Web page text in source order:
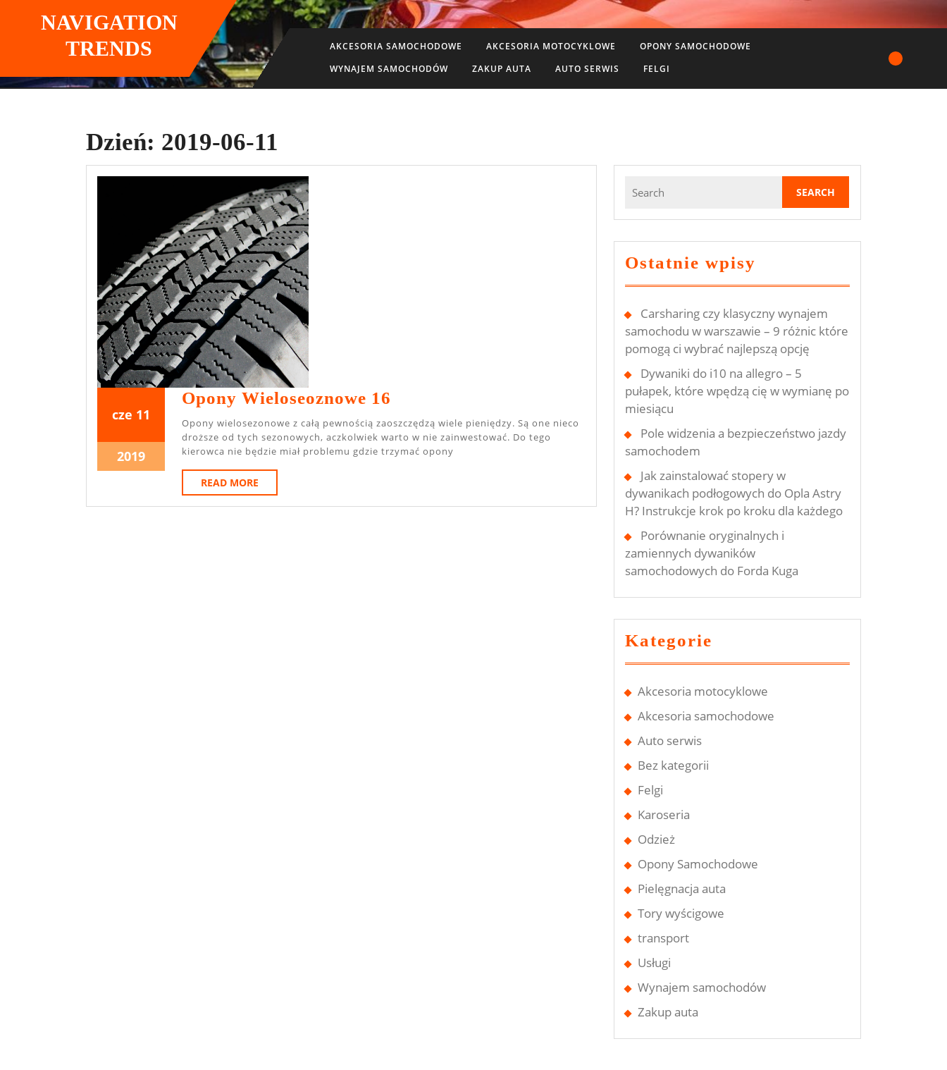
NAVIGATION
TRENDS
AKCESORIA SAMOCHODOWE AKCESORIA MOTOCYKLOWE
OPONY SAMOCHODOWE
WYNAJEM SAMOCHODÓW
ZAKUP AUTA AUTO SERWIS FELGI
Dzień: 2019-06-11
cze11
2019
11
czerwca
201911
czerwca
Opony Wieloseoznowe 16
Wieloseoznowe
16
Opony wielosezonowe z całą pewnością zaoszczędzą wiele pieniędzy. Są one nieco
droższe od tych sezonowych, aczkolwiek warto w nie zainwestować. Do tego
kierowca nie będzie miał problemu gdzie trzymać opony
READ MOREREAD
MORE
for:
Ostatnie wpisy
Carsharing czy klasyczny wynajem
samochodu w warszawie – 9 różnic które
pomogą ci wybrać najlepszą opcję
Dywaniki do i10 na allegro – 5
pułapek, które wpędzą cię w wymianę po
miesiącu
Pole widzenia a bezpieczeństwo jazdy
samochodem
Jak zainstalować stopery w
dywanikach podłogowych do Opla Astry
H? Instrukcje krok po kroku dla każdego
Porównanie oryginalnych i
zamiennych dywaników
samochodowych do Forda Kuga
Kategorie
Akcesoria motocyklowe
Akcesoria samochodowe
Auto serwis
Bez kategorii
Felgi
Karoseria
Odzież
Opony Samochodowe
Pielęgnacja auta
Tory wyścigowe
transport
Usługi
Wynajem samochodów
Zakup auta